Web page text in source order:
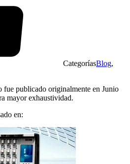
CategoríasBlog,
fue publicado originalmente en Junio
mayor exhaustividad.
en: